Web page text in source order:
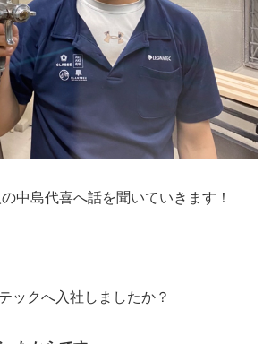
中島代喜へ話を聞いていきます！
ックへ入社しましたか？